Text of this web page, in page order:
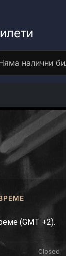
налични
(GMT +2).
Closed